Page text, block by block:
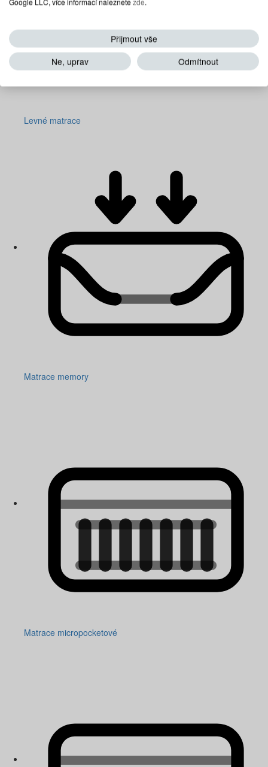
Levné matrace
Matrace memory
Matrace micropocketové
Přijmout vše
Ne, uprav
Odmítnout